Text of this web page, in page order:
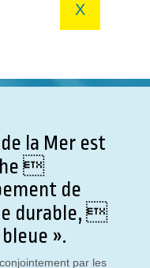
X
la Mer est

de
durable, 
».
par les